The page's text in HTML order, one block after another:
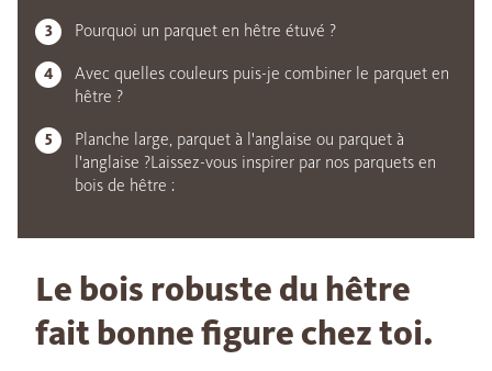
Pourquoi un parquet en hêtre étuvé ?
Avec quelles couleurs puis-je combiner le parquet en
hêtre ?
Planche large, parquet à l'anglaise ou parquet à
l'anglaise ?Laissez-vous inspirer par nos parquets en
bois de hêtre :
Le bois robuste du hêtre
fait bonne figure chez toi.